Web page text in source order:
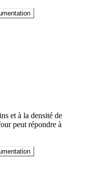
et à la densité de
peut répondre à